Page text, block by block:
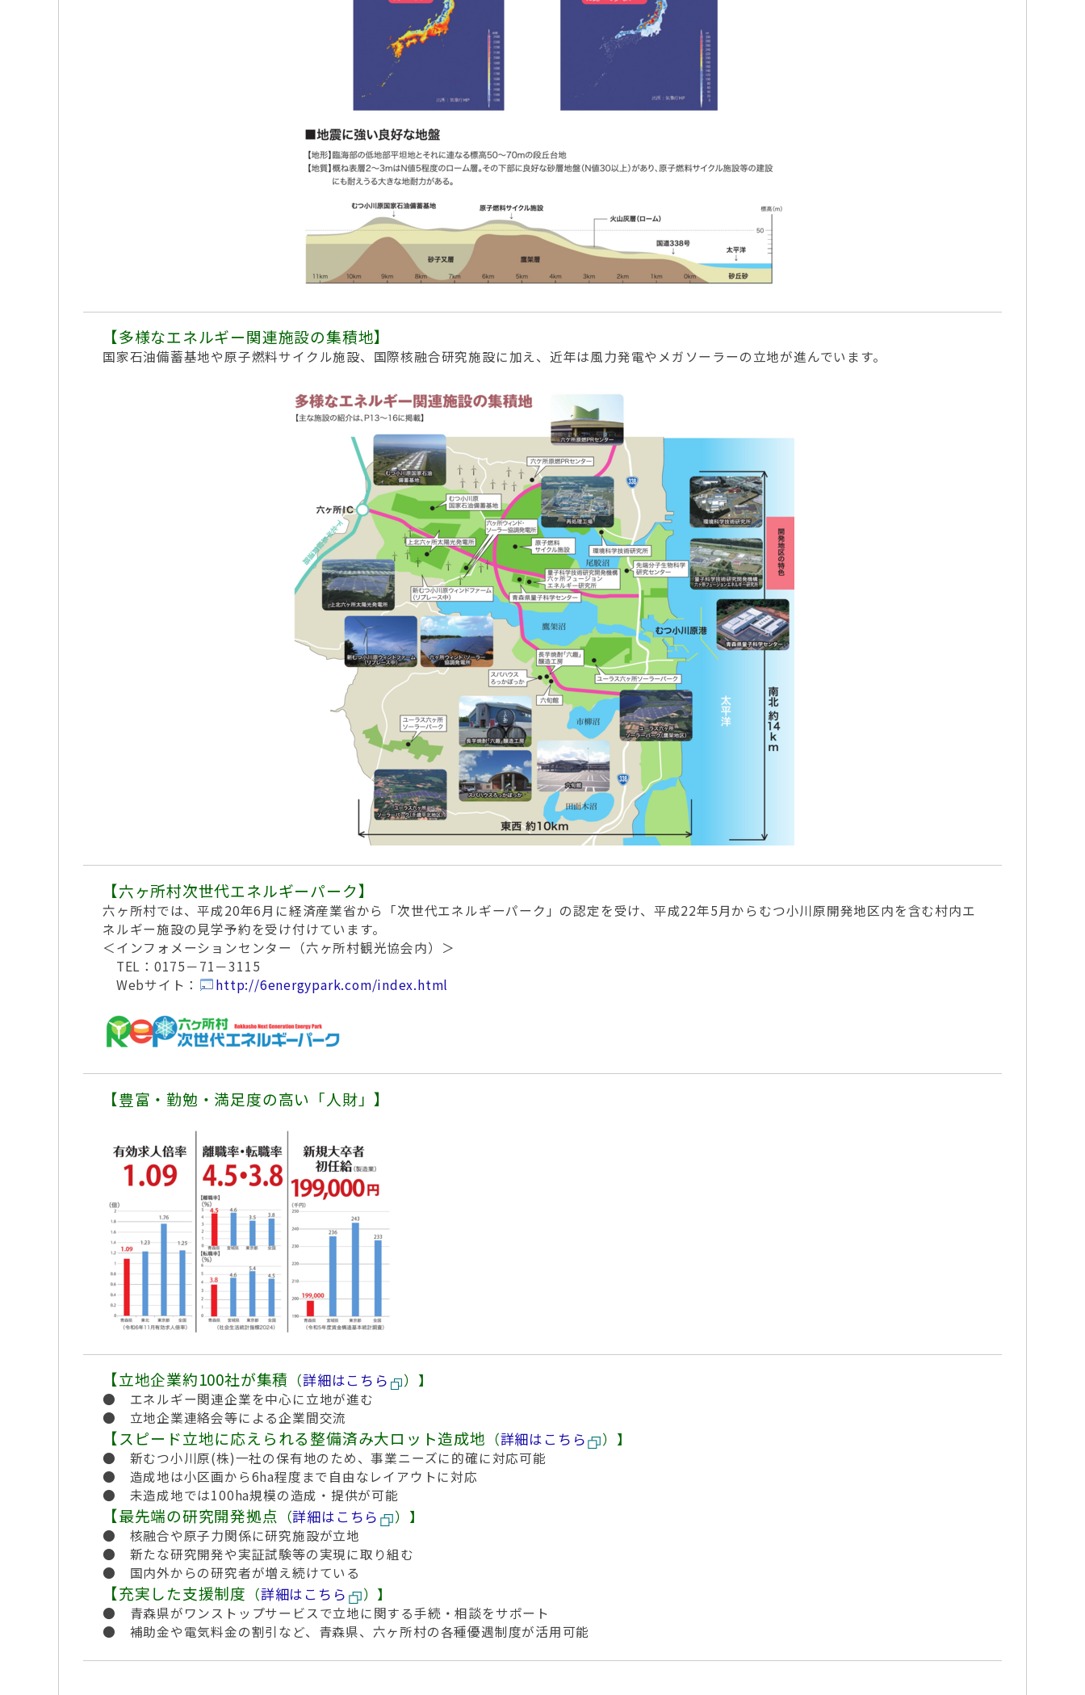
【多様なエネルギー関連施設の集積地】
国家石油備蓄基地や原子燃料サイクル施設、国際核融合研究施設に加え、近年は風力発電やメガソーラーの立地が進んでいます。
【六ヶ所村次世代エネルギーパーク】
六ヶ所村では、平成20年6月に経済産業省から「次世代エネルギーパーク」の認定を受け、平成22年5月からむつ小川原開発地区内を含む村内エ
ネルギー施設の見学予約を受け付けています。
＜インフォメーションセンター（六ヶ所村観光協会内）＞
TEL：0175－71－3115
Webサイト：
http://6energypark.com/index.html
【豊富・勤勉・満足度の高い「人財」】
【立地企業約100社が集積 （詳細はこちら ）】
● エネルギー関連企業を中心に立地が進む
● 立地企業連絡会等による企業間交流
【スピード立地に応えられる整備済み大ロット造成地 （詳細はこちら ）】
● 新むつ小川原(株)一社の保有地のため、事業ニーズに的確に対応可能
● 造成地は小区画から6ha程度まで自由なレイアウトに対応
● 未造成地では100ha規模の造成・提供が可能
【最先端の研究開発拠点 （詳細はこちら ） 】
● 核融合や原子力関係に研究施設が立地
● 新たな研究開発や実証試験等の実現に取り組む
● 国内外からの研究者が増え続けている
【充実した支援制度 （詳細はこちら ） 】
● 青森県がワンストップサービスで立地に関する手続・相談をサポート
● 補助金や電気料金の割引など、青森県、六ヶ所村の各種優遇制度が活用可能